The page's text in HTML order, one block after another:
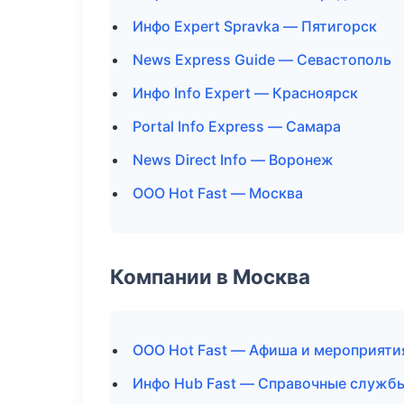
Инфо Expert Spravka — Пятигорск
News Express Guide — Севастополь
Инфо Info Expert — Красноярск
Portal Info Express — Самара
News Direct Info — Воронеж
ООО Hot Fast — Москва
Компании в Москва
ООО Hot Fast — Афиша и
Инфо Hub Fast — Справочные